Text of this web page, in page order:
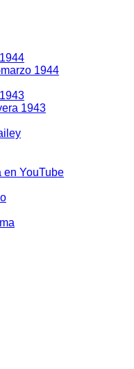
1944
1943
en YouTube